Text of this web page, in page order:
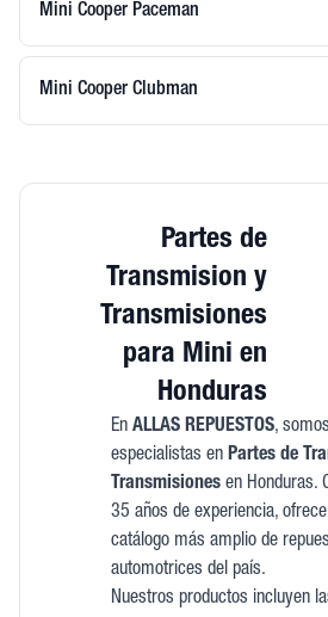
Mini Cooper Paceman
Mini Cooper Clubman
Partes de
Transmision y
Transmisiones
para Mini en
Honduras
En ALLAS REPUESTOS, somos
especialistas en Partes de
Transmisionesen Honduras.
35 años de experiencia,
catálogo más amplio de
automotrices del país.
Nuestros productos incluyen